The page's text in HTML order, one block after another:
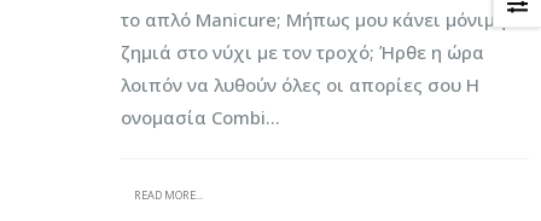
το απλό Manicure; Μήπως μου κάνει μόνιμη
ζημιά στο νύχι με τον τροχό; Ήρθε η ώρα
λοιπόν να λυθούν όλες οι απορίες σου Η
ονομασία Combi...
READ MORE...